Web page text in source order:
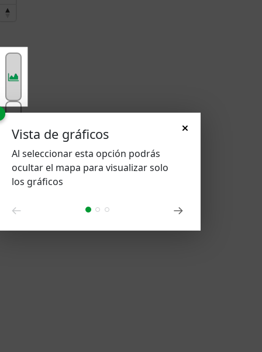
Vista de gráficos
Al seleccionar esta opción podrás
ocultar el mapa para visualizar solo
los gráficos